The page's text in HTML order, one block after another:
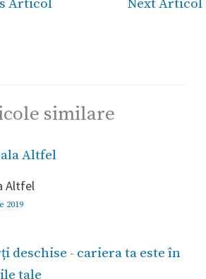
Articol Next Articol
similare
Altfel
2019